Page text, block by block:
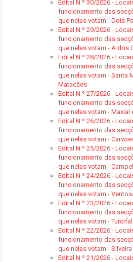
Edital N.º 30/2026 -
funcionamento das
que nelas votam - Dois
Edital N.º 29/2026 -
funcionamento das
que nelas votam - A dos
Edital N.º 28/2026 -
funcionamento das
que nelas votam - Santa
Matacães
Edital N.º 27/2026 -
funcionamento das
que nelas votam - Maxial
Edital N.º 26/2026 -
funcionamento das
que nelas votam -
Edital N.º 25/2026 -
funcionamento das
que nelas votam -
Edital N.º 24/2026 -
funcionamento das
que nelas votam -
Edital N.º 23/2026 -
funcionamento das
que nelas votam - Turcifal
Edital N.º 22/2026 -
funcionamento das
que nelas votam - Silveira
Edital N.º 21/2026 -